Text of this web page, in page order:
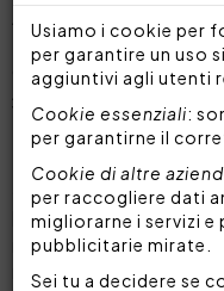
Usiamo i cookie per
per garantire un uso
aggiuntivi agli utenti
Cookie essenziali:
per garantirne il
Cookie di altre
per raccogliere dati
migliorarne i servizi
pubblicitarie mirate.
Sei tu a decidere se
MODELLI DA
GUIDA COMPLETA
ASCIUGAMANI DA
VACANZE ESTIVE
Gliasciugamani da
have dell'estate,
mare, ma anche per
relax all'aria aperta.